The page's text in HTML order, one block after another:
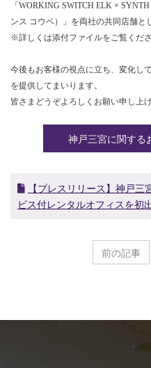
「 WORKING SWITCH ELK ×
ンス コウベ）」を両社の共同店舗と
※詳しくは添付ファイルをご覧くださ
今後もお客様の視点に立ち、変化し
を提供してまいります。
皆さまどうぞよろしくお願い申し上げ
神戸三宮に関する
【プレスリリース】神戸
ビス付レンタルオフィスを初
前の記事